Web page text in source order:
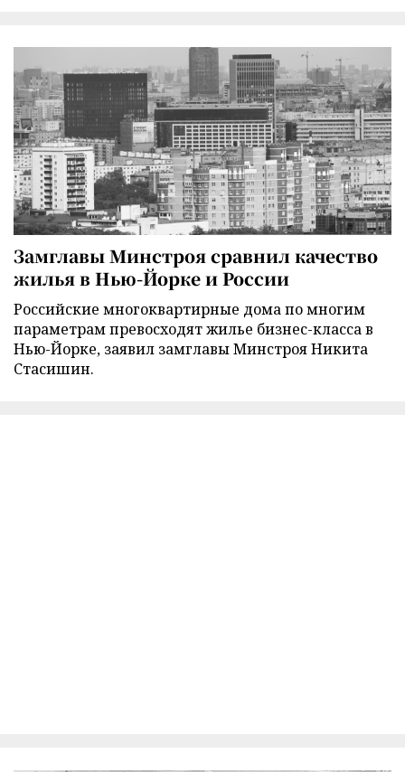
Замглавы Минстроя сравнил качество
жилья в Нью-Йорке и России
Российские многоквартирные дома по многим
параметрам превосходят жилье бизнес-класса в
Нью-Йорке, заявил замглавы Минстроя Никита
Стасишин.